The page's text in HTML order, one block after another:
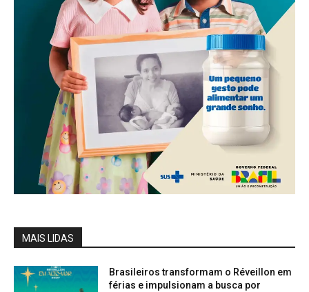
MAIS LIDAS
Brasileiros transformam o Réveillon em
férias e impulsionam a busca por